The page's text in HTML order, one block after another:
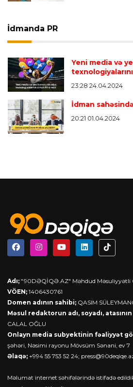
İdmanda PR
Yeni media və
23:28 24.04.2024
İdman
20:21 01.04.2024
Adı; "90DƏQİQƏ.AZ" Məhdud Məsuliyyətli
VÖEN; 1406430761
Domen adının sahibi; QASIM
Məsul redaktorun adı, soyadı, atasının
CALAL OĞLU
Onlayn media subyektinin fəaliyyət
şəhəri, Nəsimi rayonu Mövsüm Sənani, ev 7
Əlaqə; +994 55 753 52 24;
Məlumat internet səhifələrində istifadə